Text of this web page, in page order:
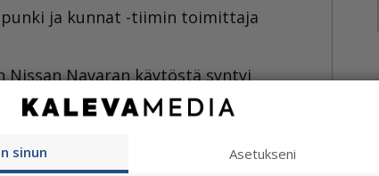
ja kunnat -tiimin toimittaja
Navaran käytöstä syntyi
saatu riittävästi asiakirjoja
ja useampaan kertaan
ja korruption asiantuntijat
on vakava väärinkäytös,
sinun Asetukseni